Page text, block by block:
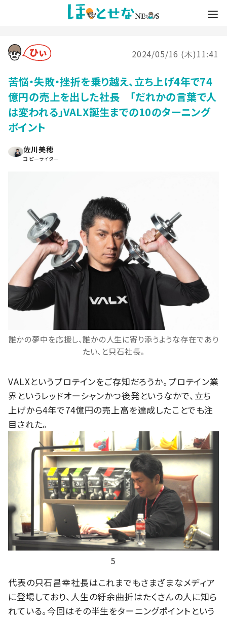
2024/05/16 (木)11:41
苦悩・失敗・挫折を乗り越え、立ち上げ4年で74
億円の売上を出した社長 「だれかの言葉で人
は変われる」VALX誕生までの10のターニング
ポイント
佐川美穂
コピーライター
誰かの夢中を応援し、誰かの人生に寄り添うような存在であり
たい、と只石社長。
VALXというプロテインをご存知だろうか。プロテイン業
界というレッドオーシャンかつ後発というなかで、立ち
上げから4年で74億円の売上高を達成したことでも注
目された。
5
代表の只石昌幸社長はこれまでもさまざまなメディア
に登場しており、人生の紆余曲折はたくさんの人に知ら
れている。今回はその半生をターニングポイントという